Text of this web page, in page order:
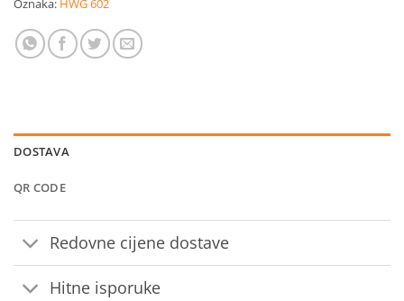
Oznaka: HWG 602
DOSTAVA
QR CODE
Redovne cijene dostave
Hitne isporuke